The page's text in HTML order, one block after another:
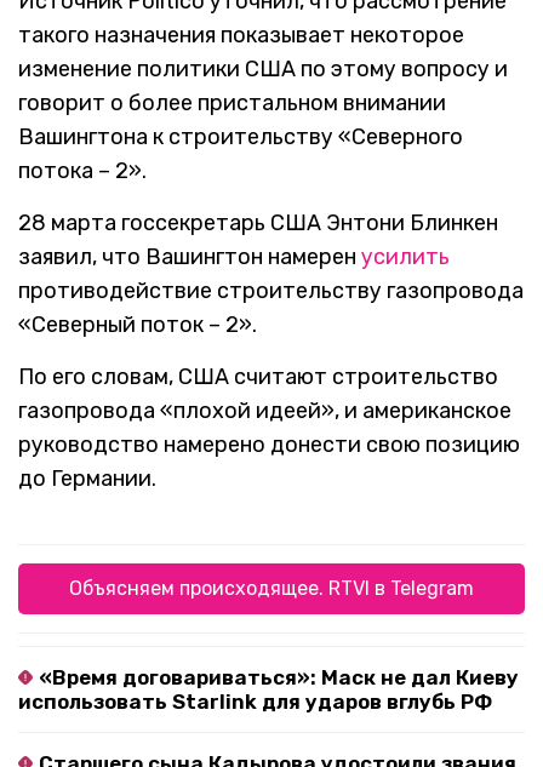
такого назначения показывает некоторое
изменение политики США по этому вопросу и
говорит о более пристальном внимании
Вашингтона к строительству «Северного
потока – 2».
28 марта госсекретарь США Энтони Блинкен
заявил, что Вашингтон намерен усилить
противодействие строительству газопровода
«Северный поток – 2».
По его словам, США считают строительство
газопровода «плохой идеей», и американское
руководство намерено донести свою позицию
до Германии.
Объясняем происходящее. RTVI в Telegram
«Время договариваться»: Маск не дал Киеву
использовать Starlink для ударов вглубь РФ